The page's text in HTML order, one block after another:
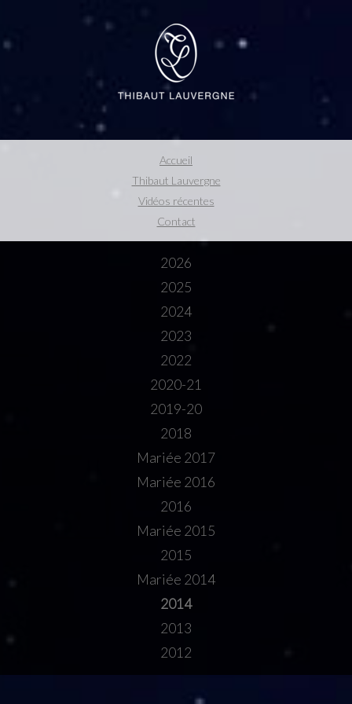
Accueil
Thibaut Lauvergne
Vidéos récentes
Contact
2026
2025
2024
2023
2022
2020-21
2019-20
2018
Mariée 2017
Mariée 2016
2016
Mariée 2015
2015
Mariée 2014
2014
2013
2012